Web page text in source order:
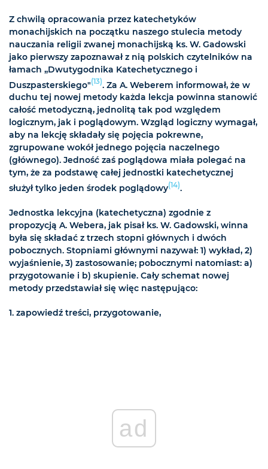
Z chwilą opracowania przez katechetyków
monachijskich na początku naszego stulecia metody
nauczania religii zwanej monachijską ks. W. Gadowski
jako pierwszy zapoznawał z nią polskich czytelników na
łamach „Dwutygodnika Katechetycznego i
Duszpasterskiego"(13). Za A. Weberem informował, że w
duchu tej nowej metody każda lekcja powinna stanowić
całość metodyczną, jednolitą tak pod względem
logicznym, jak i poglądowym. Wzgląd logiczny wymagał,
aby na lekcję składały się pojęcia pokrewne,
zgrupowane wokół jednego pojęcia naczelnego
(głównego). Jedność zaś poglądowa miała polegać na
tym, że za podstawę całej jednostki katechetycznej
służył tylko jeden środek poglądowy(14).
Jednostka lekcyjna (katechetyczna) zgodnie z
propozycją A. Webera, jak pisał ks. W. Gadowski, winna
była się składać z trzech stopni głównych i dwóch
pobocznych. Stopniami głównymi nazywał: 1) wykład, 2)
wyjaśnienie, 3) zastosowanie; pobocznymi natomiast: a)
przygotowanie i b) skupienie. Cały schemat nowej
metody przedstawiał się więc następująco:
1. zapowiedź treści, przygotowanie,
ad